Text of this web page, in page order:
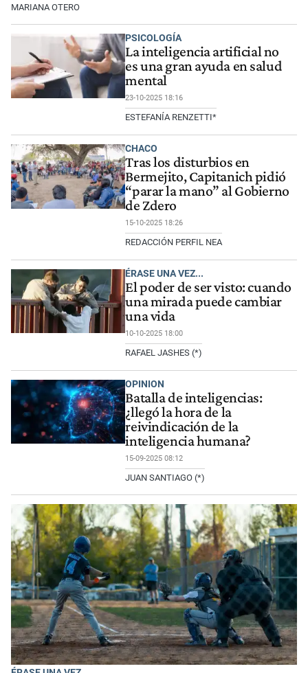
MARIANA OTERO
PSICOLOGÍA
La inteligencia artificial no
es una gran ayuda en salud
mental
23-10-2025 18:16
ESTEFANÍA RENZETTI*
CHACO
Tras los disturbios en
Bermejito, Capitanich pidió
“parar la mano” al Gobierno
de Zdero
15-10-2025 18:26
REDACCIÓN PERFIL NEA
ÉRASE UNA VEZ...
El poder de ser visto: cuando
una mirada puede cambiar
una vida
10-10-2025 18:00
RAFAEL JASHES (*)
OPINION
Batalla de inteligencias:
¿llegó la hora de la
reivindicación de la
inteligencia humana?
15-09-2025 08:12
JUAN SANTIAGO (*)